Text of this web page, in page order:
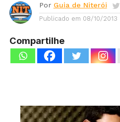
Por Guia de Niterói
Publicado em 08/10/2013
Compartilhe